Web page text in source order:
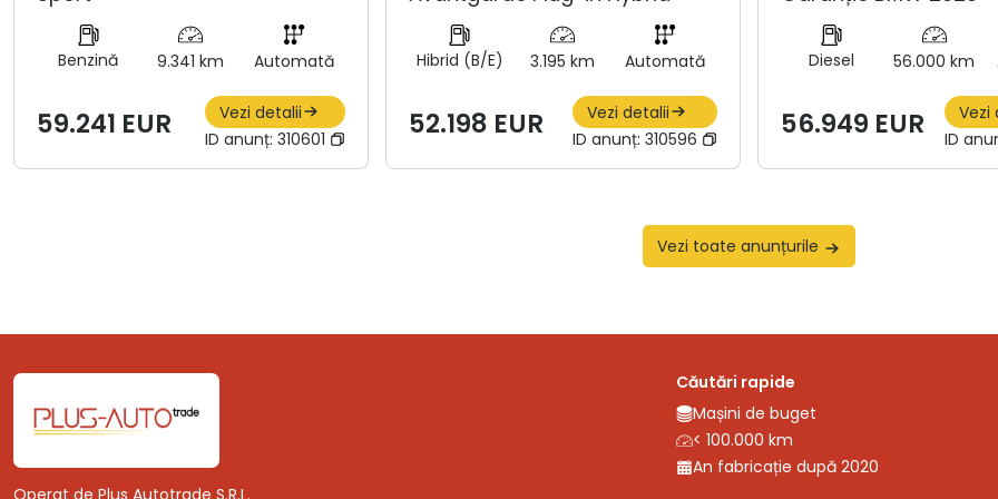
Benzină 9.341 km Automată
59.241 EUR
Vezi detalii
ID anunț: 310601
Hibrid (B/E) 3.195 km Automată
52.198 EUR
Vezi detalii
ID anunț: 310596
Diesel 56.000 km
56.949 EUR
Vezi
ID
Vezi toate anunțurile
Căutări rapide
Mașini de buget
< 100.000 km
An fabricație după 2020